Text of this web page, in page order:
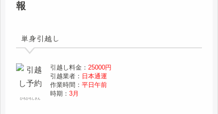
報
単身引越し
ひろひろしさん
引越し料金：25000円
引越業者： 日本通運
作業時間：平日午前
時期：3月